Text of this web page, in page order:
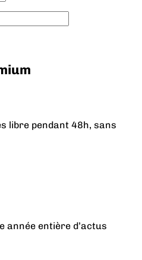
libre pendant 48h, sans
année entière d’actus